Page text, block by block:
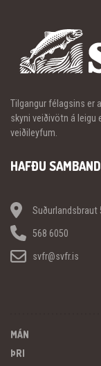
Tilgangur félagsins er
skyni veiðivötn á
veiðileyfum.
HAFÐU SAMBAND
Suðurlandsbraut
568 6050
svfr@svfr.is
MÁN
ÞRI